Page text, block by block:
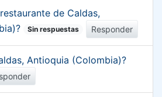
de Caldas,
Sin respuestas Responder
Antioquia (Colombia)?